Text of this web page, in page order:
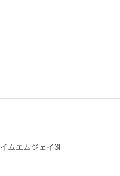
ムエムジェイ3F